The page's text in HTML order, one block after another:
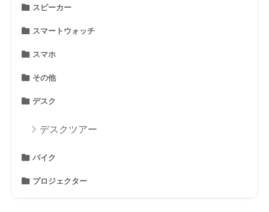
スピーカー
スマートウォッチ
スマホ
その他
デスク
デスクツアー
バイク
プロジェクター